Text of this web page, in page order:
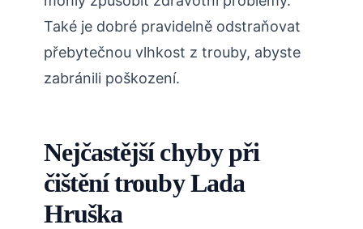
Také je dobré pravidelně odstraňovat
přebytečnou vlhkost z trouby, abyste
zabránili poškození.
Nejčastější chyby při
čištění trouby Lada
Hruška